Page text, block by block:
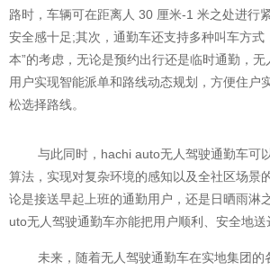
路时，车辆可在距离人 30 厘米-1 米之处进行
安全感十足;其次，通勤车还支持多种叫车方式
本”的考虑，无论是预约出行还是临时通勤，
用户实现智能派单和路线动态规划，方便住户
松选择路线。
与此同时，hachi auto无人驾驶通勤车可
算法，实现对复杂环境的感知以及全社区场景
论是接送早起上班的通勤用户，还是日晒雨淋
uto无人驾驶通勤车亦能把用户顺利、安全地送
未来，随着无人驾驶通勤车在实地集团的